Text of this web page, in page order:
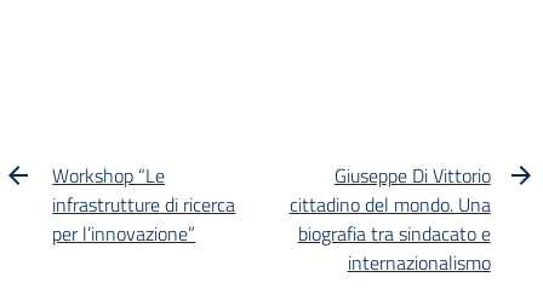
Workshop “Le
infrastrutture di ricerca
per l’innovazione”
Giuseppe Di Vittorio
cittadino del mondo. Una
biografia tra sindacato e
internazionalismo